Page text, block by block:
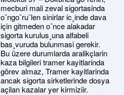
mecburi mali zeval sigortasinda
o¨ngo¨ru¨len sinirlar ic¸inde dava
için gitmeden o¨nce alakadar
sigorta kurulus¸una alfabeli
bas¸vuruda bulunmasi gerekir.
Bu üzere durumlarda aralikçlarin
kaza bilgileri tramer kayitlarinda
görev almaz, Tramer kayitlarinda
ancak sigorta sirketlerinde dosya
açilan kazalar yer kirmiziir.